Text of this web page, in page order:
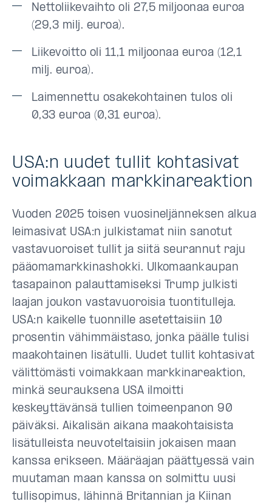
Nettoliikevaihto oli 27,5 miljoonaa euroa
(29,3 milj. euroa).
Liikevoitto oli 11,1 miljoonaa euroa (12,1
milj. euroa).
Laimennettu osakekohtainen tulos oli
0,33 euroa (0,31 euroa).
USA:n uudet tullit kohtasivat
voimakkaan markkinareaktion
Vuoden 2025 toisen vuosineljänneksen alkua
leimasivat USA:n julkistamat niin sanotut
vastavuoroiset tullit ja siitä seurannut raju
pääomamarkkinashokki. Ulkomaankaupan
tasapainon palauttamiseksi Trump julkisti
laajan joukon vastavuoroisia tuontitulleja.
USA:n kaikelle tuonnille asetettaisiin 10
prosentin vähimmäistaso, jonka päälle tulisi
maakohtainen lisätulli. Uudet tullit kohtasivat
välittömästi voimakkaan markkinareaktion,
minkä seurauksena USA ilmoitti
keskeyttävänsä tullien toimeenpanon 90
päiväksi. Aikalisän aikana maakohtaisista
lisätulleista neuvoteltaisiin jokaisen maan
kanssa erikseen. Määräajan päättyessä vain
muutaman maan kanssa on solmittu uusi
tullisopimus, lähinnä Britannian ja Kiinan